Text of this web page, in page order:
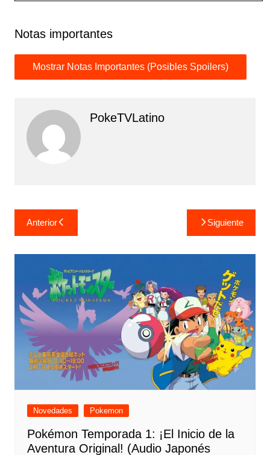
Notas importantes
PokeTVLatino
Navegación
de
entradas
Siguiente
Anterior
Novedades Pokemon
Pokémon Temporada 1: ¡El Inicio de la
Aventura Original! (Audio Japonés